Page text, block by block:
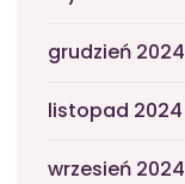
grudzień 2024
listopad 2024
wrzesień 2024